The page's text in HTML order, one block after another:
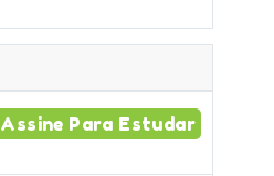
Assine Para Estudar